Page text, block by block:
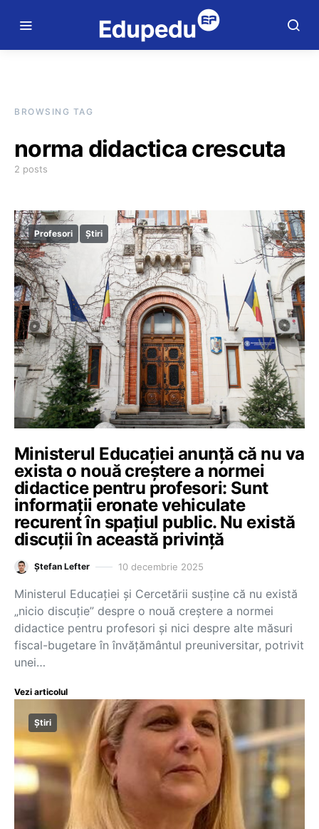
BROWSING TAG
norma didactica crescuta
2 posts
Profesori Știri
Ministerul Educației anunță că nu va
exista o nouă creștere a normei
didactice pentru profesori: Sunt
informații eronate vehiculate
recurent în spațiul public. Nu există
discuții în această privință
Ștefan Lefter 10 decembrie 2025
Ministerul Educației și Cercetării susține că nu există
„nicio discuție” despre o nouă creștere a normei
didactice pentru profesori și nici despre alte măsuri
fiscal-bugetare în învățământul preuniversitar, potrivit
unei…
Vezi articolul
Știri